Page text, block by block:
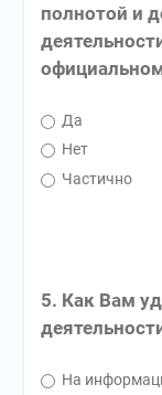
полнотой и
Да
Нет
Частично
5. Как Вам
На